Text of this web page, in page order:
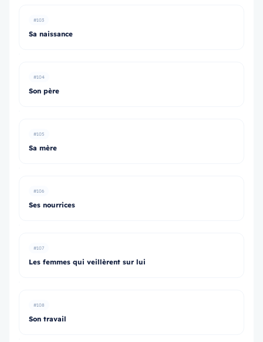
#103
Sa naissance
#104
Son père
#105
Sa mère
#106
Ses nourrices
#107
Les femmes qui veillèrent sur lui
#108
Son travail